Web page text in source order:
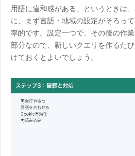
用語に違和感がある」というときは
に、まず言語・地域の設定がそろっ
率的です。設定一つで、その後の作
部分なので、新しいクエリを作るた
けておくとよいでしょう。